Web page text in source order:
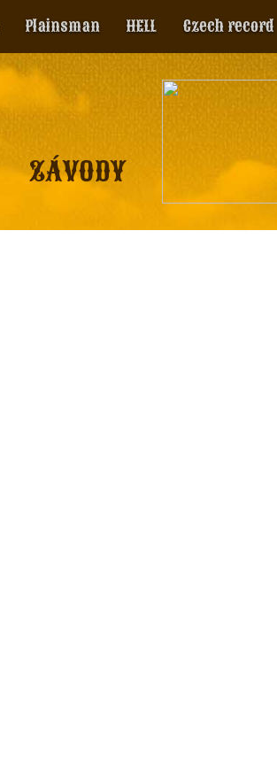
Plainsman HELL Czech record
ZÁVODY